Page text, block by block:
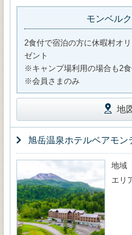
モンベル
2食付で宿泊の方に休暇村オ
ゼント
※キャンプ場利用の場合も2
※会員さまのみ
地
旭岳温泉ホテルベアモン
地域
エリ